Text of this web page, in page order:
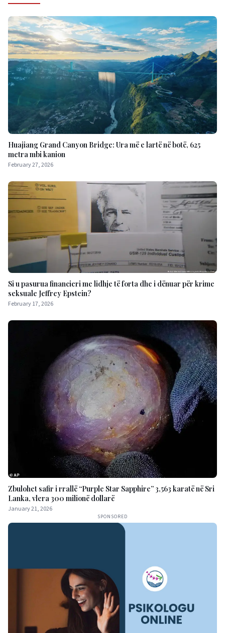
Huajiang Grand Canyon Bridge: Ura më e lartë në botë, 625
metra mbi kanion
February 27, 2026
Si u pasurua financieri me lidhje të forta dhe i dënuar për krime
seksuale Jeffrey Epstein?
February 17, 2026
Zbulohet safir i rrallë “Purple Star Sapphire” 3,563 karatë në Sri
Lanka, vlera 300 milionë dollarë
January 21, 2026
SPONSORED